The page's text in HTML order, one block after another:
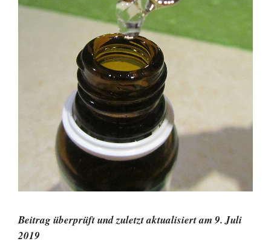
Beitrag überprüft und zuletzt aktualisiert am 9. Juli
2019